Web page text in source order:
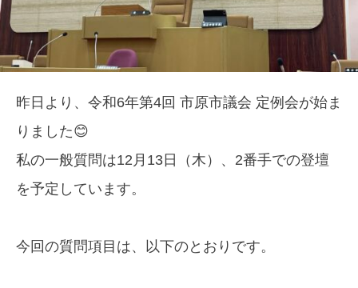
昨日より、令和6年第4回 市原市議会 定例会が始ま
りました😊
私の一般質問は12月13日（木）、2番手での登壇
を予定しています。
今回の質問項目は、以下のとおりです。